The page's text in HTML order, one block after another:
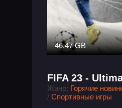
46.47 GB
FIFA 23 -
Жанр: Горячие
/ Спортивные игры